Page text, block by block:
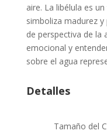
aire. La libélula es
simboliza madurez
de perspectiva de la
emocional y
sobre el agua
Detalles
Tamaño del